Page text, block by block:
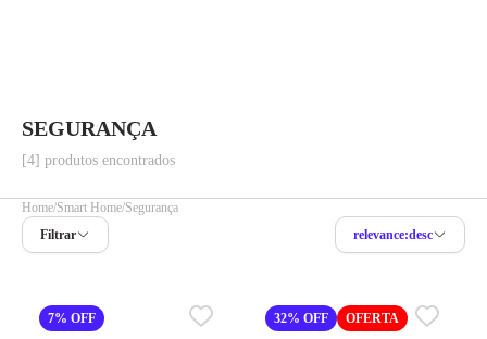
SEGURANÇA
[4] produtos encontrados
Home Smart Home Segurança
Filtrar
relevance:desc
7% OFF 32% OFF OFERTA